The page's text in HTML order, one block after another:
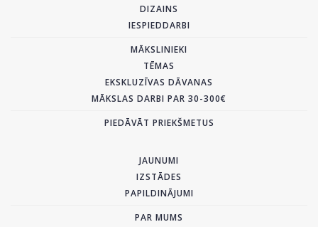
DIZAINS
IESPIEDDARBI
MĀKSLINIEKI
TĒMAS
EKSKLUZĪVAS DĀVANAS
MĀKSLAS DARBI PAR 30-300€
PIEDĀVĀT PRIEKŠMETUS
JAUNUMI
IZSTĀDES
PAPILDINĀJUMI
PAR MUMS